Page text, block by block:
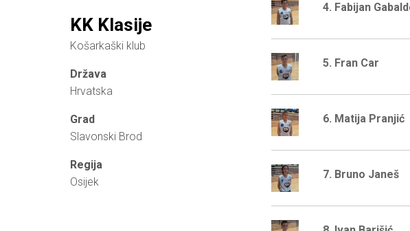
KK Klasije
Košarkaški klub
Država
Hrvatska
Grad
Slavonski Brod
Regija
Osijek
4. Fabijan
5. Fran Car
6. Matija Pranjić
7. Bruno Janeš